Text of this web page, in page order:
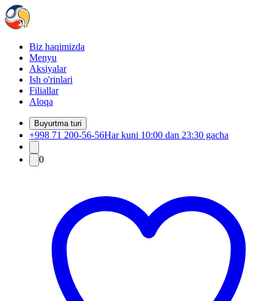
Biz haqimizda
Menyu
Aksiyalar
Ish o'rinlari
Filiallar
Aloqa
Buyurtma turi
+998 71 200-56-56Har kuni 10:00 dan 23:30 gacha
0